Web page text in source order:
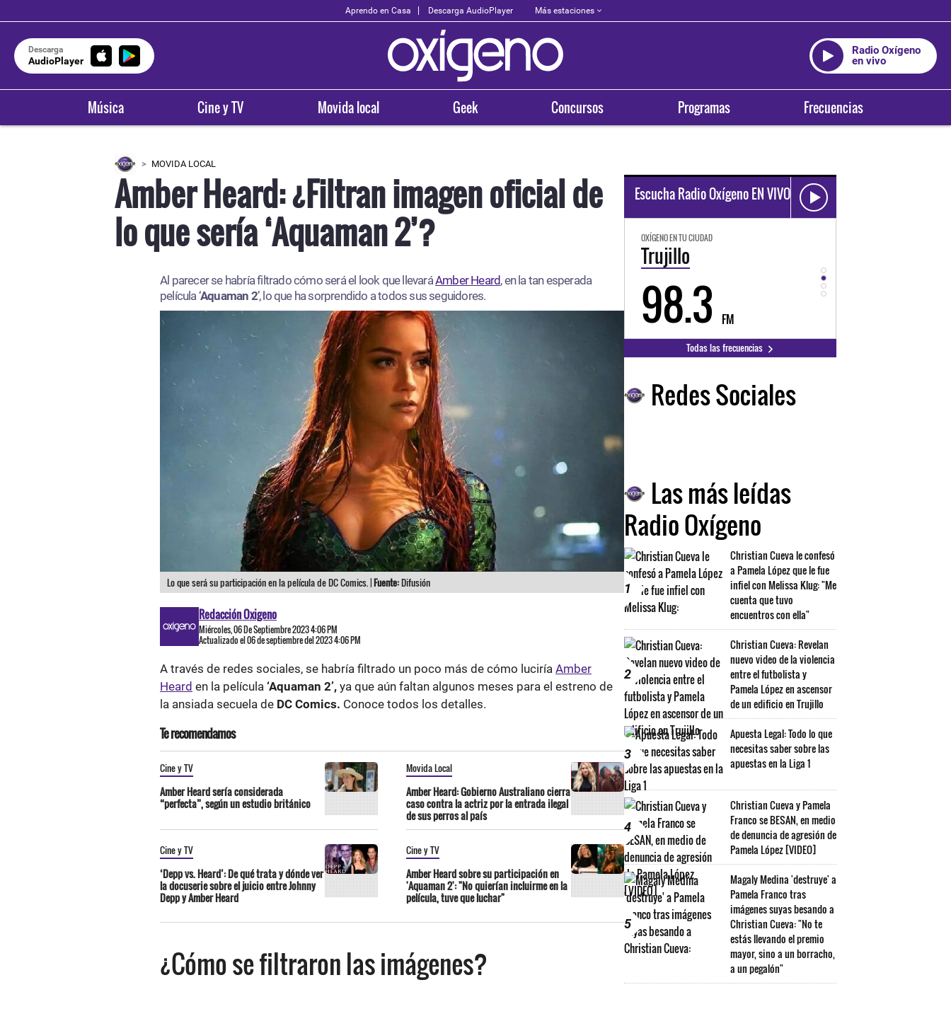
Aprendo en Casa Descarga AudioPlayer Más estaciones
Descarga
AudioPlayer
Radio Oxígeno
en vivo
Música Cine y TV Movida local Geek Concursos Programas Frecuencias
MOVIDA LOCAL
Amber Heard: ¿Filtran imagen oficial de
lo que sería ‘Aquaman 2’?
Al parecer se habría filtrado cómo será el look que llevaráAmber Heard, en la tan esperada
película ‘Aquaman 2’, lo que ha sorprendido a todos sus seguidores.
Lo que será su participación en la película de DC Comics. |Fuente:Difusión
Redacción Oxigeno
Miércoles, 06 De Septiembre 2023 4:06 PM
Actualizado el 06 de septiembre del 2023 4:06 PM
A través de redes sociales, se habría filtrado un poco más de cómo luciría Amber
Heard en la película ‘Aquaman 2’, ya que aún faltan algunos meses para el estreno de
la ansiada secuela de DC Comics. Conoce todos los detalles.
Te recomendamos
Cine y TV
Amber Heard sería considerada
“perfecta”, según un estudio británico
Movida Local
Amber Heard: Gobierno Australiano cierra
caso contra la actriz por la entrada ilegal
de sus perros al país
Cine y TV
‘Depp vs. Heard’: De qué trata y dónde ver
la docuserie sobre el juicio entre Johnny
Depp y Amber Heard
Cine y TV
Amber Heard sobre su participación en
'Aquaman 2': "No quierían incluirme en la
película, tuve que luchar"
¿Cómo se filtraron las imágenes?
Escucha Radio Oxígeno EN VIVO
93.5
OXÍGENO EN TU CIUDAD
Trujillo
98.3 FM 94.3
Todas las frecuencias
Redes Sociales
Las más leídas
Radio Oxígeno
1
Christian Cueva le confesó
a Pamela López que le fue
infiel con Melissa Klug: "Me
cuenta que tuvo
encuentros con ella"
2
Christian Cueva: Revelan
nuevo video de la violencia
entre el futbolista y
Pamela López en ascensor
de un edificio en Trujillo
3
Apuesta Legal: Todo lo que
necesitas saber sobre las
apuestas en la Liga 1
4
Christian Cueva y Pamela
Franco se BESAN, en medio
de denuncia de agresión de
Pamela López [VIDEO]
5
Magaly Medina 'destruye' a
Pamela Franco tras
imágenes suyas besando a
Christian Cueva: "No te
estás llevando el premio
mayor, sino a un borracho,
a un pegalón"